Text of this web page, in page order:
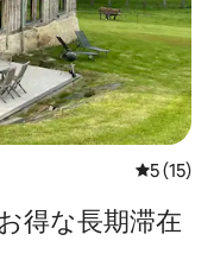
レビュー
5 (15)
得⁠な長⁠期⁠滞⁠在